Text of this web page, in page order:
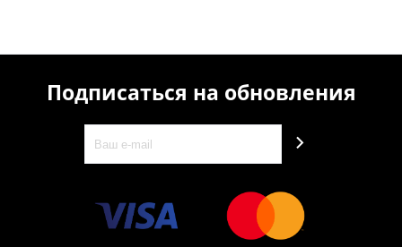
Подписаться на обновления